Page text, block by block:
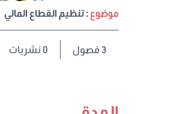
موضوع: تنظيم القطاع المالي
3فصول 0 نشريات